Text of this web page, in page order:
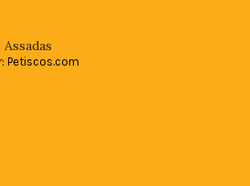
Petiscos.com